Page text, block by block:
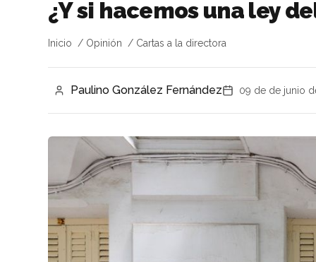
¿Y si hacemos una ley
Inicio Opinión Cartas a la directora
Paulino González Fernández 09 de de junio